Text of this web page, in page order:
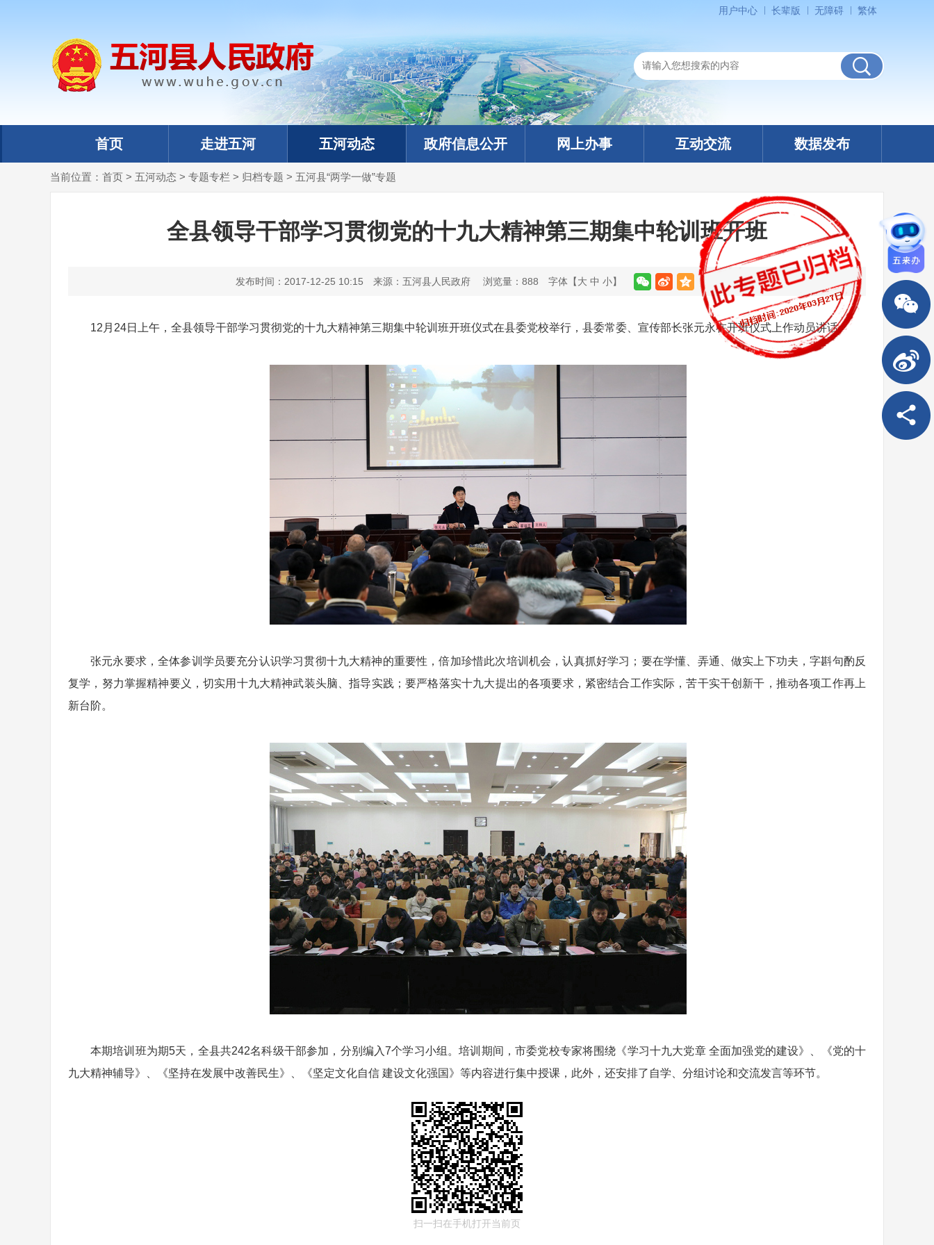
用户中心 长辈版 无障碍 繁体
首页 走进五河 五河动态 政府信息公开 网上办事 互动交流 数据发布
当前位置： 首页 > 五河动态 > 专题专栏 > 归档专题 > 五河县“两学一做”专题
全县领导干部学习贯彻党的十九大精神第三期集中轮训班开班
发布时间：2017-12-25 10:15 来源：五河县人民政府 浏览量： 888 字体【大 中 小】
12月24日上午，全县领导干部学习贯彻党的十九大精神第三期集中轮训班开班仪式在县委党校举行，县委常委、宣传部长张元永在开班仪式上作动员讲话。
张元永要求，全体参训学员要充分认识学习贯彻十九大精神的重要性，倍加珍惜此次培训机会，认真抓好学习；要在学懂、弄通、做实上下功夫，字斟句酌反
复学，努力掌握精神要义，切实用十九大精神武装头脑、指导实践；要严格落实十九大提出的各项要求，紧密结合工作实际，苦干实干创新干，推动各项工作再上
新台阶。
本期培训班为期5天，全县共242名科级干部参加，分别编入7个学习小组。培训期间，市委党校专家将围绕《学习十九大党章 全面加强党的建设》、《党的十
九大精神辅导》、《坚持在发展中改善民生》、《坚定文化自信 建设文化强国》等内容进行集中授课，此外，还安排了自学、分组讨论和交流发言等环节。
扫一扫在手机打开当前页
政务微信
分享